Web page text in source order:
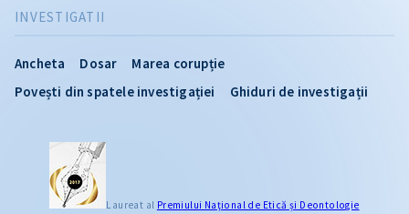
INVESTIGATII
Ancheta Dosar
Marea corupție
Povești din spatele investigației
Ghiduri de investigații
Laureat al Premiului Naţional de Etică și Deontologie